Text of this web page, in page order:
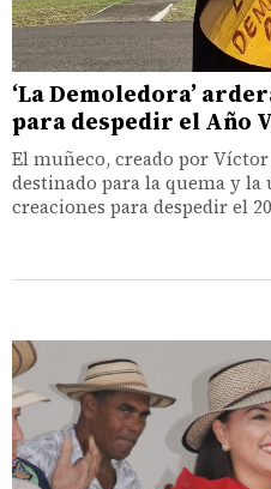
‘La Demoledora’
para despedir el Año
El muñeco, creado por
destinado para la quema y la
creaciones para despedir el